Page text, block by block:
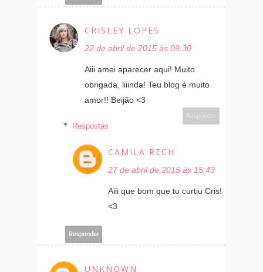
CRISLEY LOPES
22 de abril de 2015 às 09:30
Aiii amei aparecer aqui! Muito
obrigada, liiinda! Teu blog é muito
amor!! Beijão <3
Responder
Respostas
CAMILA RECH
27 de abril de 2015 às 15:43
Aiii que bom que tu curtiu Cris!
<3
Responder
UNKNOWN